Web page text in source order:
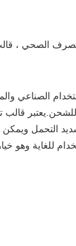
الصحي ،
للشحن.يعتبر
شديد
للغاية وهو